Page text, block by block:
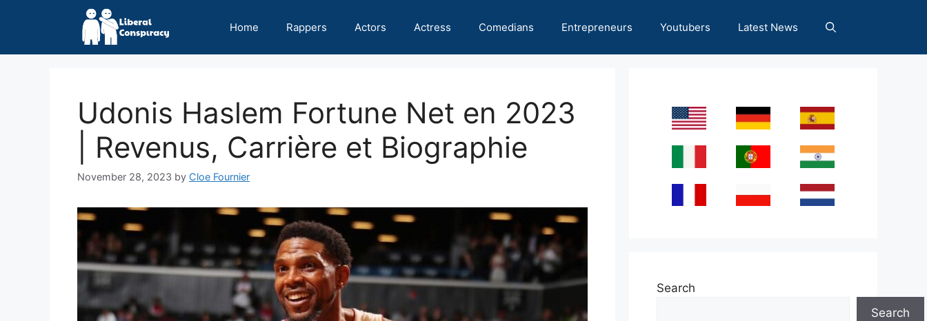
Home Rappers Actors Actress Comedians Entrepreneurs Youtubers Latest News
Udonis Haslem Fortune Net en 2023
| Revenus, Carrière et Biographie
November 28, 2023 by Cloe Fournier
Search
Search